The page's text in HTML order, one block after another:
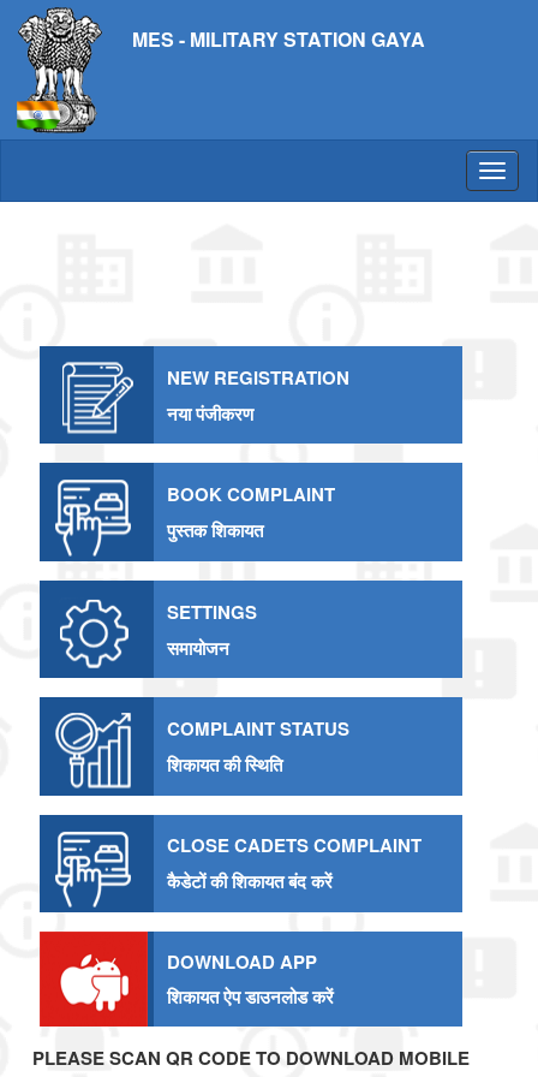
MES - MILITARY STATION GAYA
NEW REGISTRATION
नया पंजीकरण
BOOK COMPLAINT
पुस्तक शिकायत
SETTINGS
समायोजन
COMPLAINT STATUS
शिकायत की स्थिति
CLOSE CADETS COMPLAINT
कैडेटों की शिकायत बंद करें
DOWNLOAD APP
शिकायत ऐप डाउनलोड करें
PLEASE SCAN QR CODE TO DOWNLOAD MOBILE